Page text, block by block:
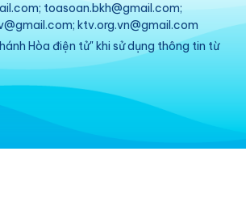
toasoan.bkh@gmail.com;
ktv.org.vn@gmail.com
Hòa điện tử" khi sử dụng thông tin từ